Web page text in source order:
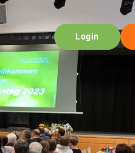
Login